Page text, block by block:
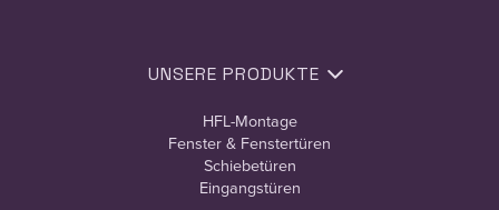
UNSERE PRODUKTE
HFL-Montage
Fenster & Fenstertüren
Schiebetüren
Eingangstüren